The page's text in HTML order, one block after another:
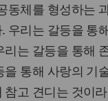
동체를 형성하는
우리는 갈등을 통
는 갈등을 통해
통해 사랑의 기
고 견디는 것이